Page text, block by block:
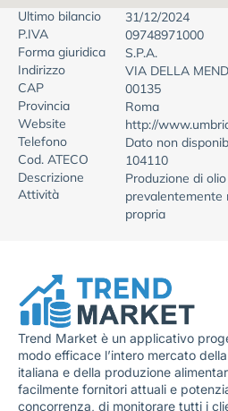
Ultimo bilancio
31/12/2024
P.IVA
09748971000
Forma giuridica
S.P.A.
Indirizzo
VIA DELLA
CAP
00135
Provincia
Roma
Website
http://
Telefono
Dato non
Cod. ATECO
104110
Descrizione
Attività
Produzione di
prevalentemente
propria
Trend Market è un applicativo
modo efficace l’intero mercato
italiana e della produzione
facilmente fornitori attuali e
concorrenza, di monitorare tutti i